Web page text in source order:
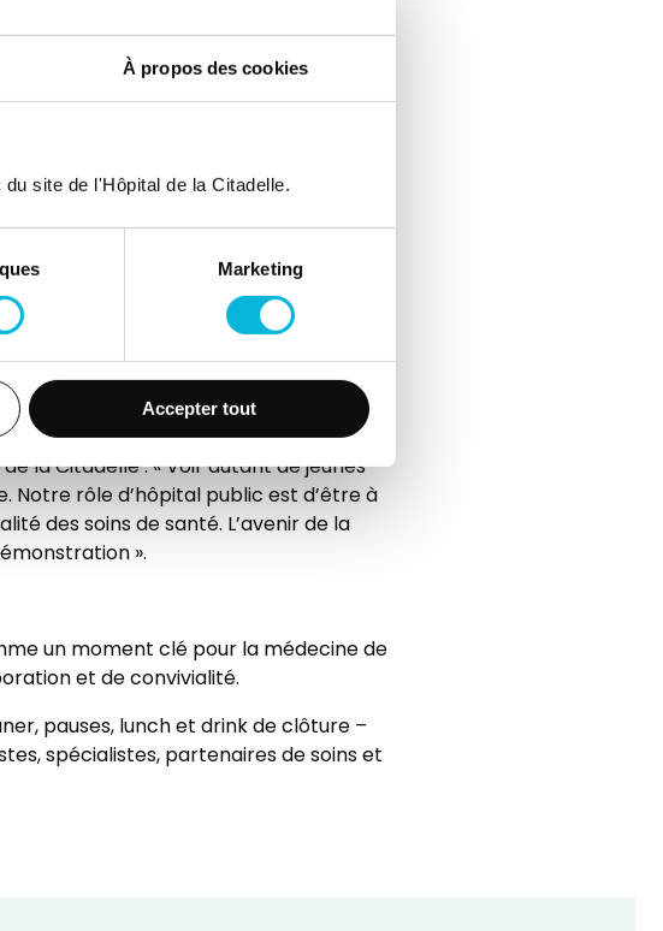
À propos des cookies
site de l'Hôpital de la Citadelle.
Marketing
Accepter tout
très positif pour la profession,
la Citadelle : « Voir autant de jeunes
Notre rôle d’hôpital public est d’être à
des soins de santé. L’avenir de la
».
un moment clé pour la médecine de
et de convivialité.
pauses, lunch et drink de clôture –
spécialistes, partenaires de soins et